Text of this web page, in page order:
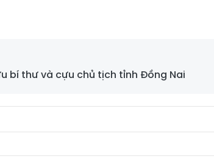
bí thư và cựu chủ tịch tỉnh Đồng Nai